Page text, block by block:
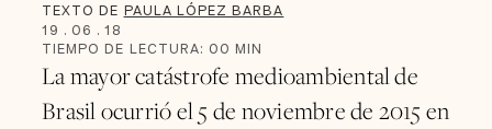
TEXTO DE PAULA LÓPEZ BARBA
19 . 06 . 18
TIEMPO DE LECTURA: 00 MIN
La mayor catástrofe medioambiental de
Brasil ocurrió el 5 de noviembre de 2015 en